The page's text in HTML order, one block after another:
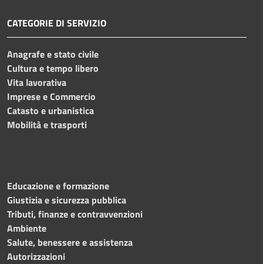
CATEGORIE DI SERVIZIO
Anagrafe e stato civile
Cultura e tempo libero
Vita lavorativa
Imprese e Commercio
Catasto e urbanistica
Mobilità e trasporti
Educazione e formazione
Giustizia e sicurezza pubblica
Tributi, finanze e contravvenzioni
Ambiente
Salute, benessere e assistenza
Autorizzazioni